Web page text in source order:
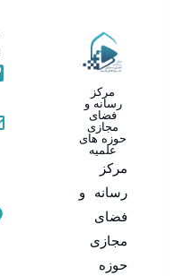
مرکز
رسانه و
فضای
مجازی
حوزه های
علمیه
مرکز
رسانه و
فضای
مجازی
حوزه